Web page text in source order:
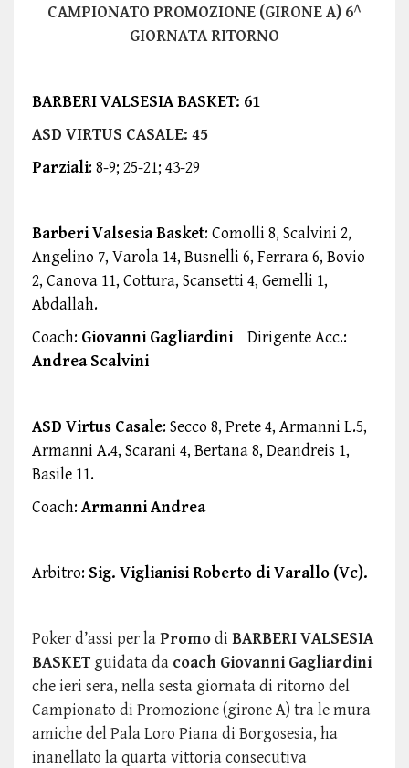
CAMPIONATO PROMOZIONE (GIRONE A) 6^
GIORNATA RITORNO
BARBERI VALSESIA BASKET: 61
ASD VIRTUS CASALE: 45
Parziali: 8-9; 25-21; 43-29
Barberi Valsesia Basket: Comolli 8, Scalvini 2,
Angelino 7, Varola 14, Busnelli 6, Ferrara 6, Bovio
2, Canova 11, Cottura, Scansetti 4, Gemelli 1,
Abdallah.
Coach: Giovanni Gagliardini Dirigente Acc.:
Andrea Scalvini
ASD Virtus Casale: Secco 8, Prete 4, Armanni L.5,
Armanni A.4, Scarani 4, Bertana 8, Deandreis 1,
Basile 11.
Coach: Armanni Andrea
Arbitro: Sig. Viglianisi Roberto di Varallo (Vc).
Poker d’assi per laPromodi BARBERI VALSESIA
BASKET guidata da coach Giovanni Gagliardini
che ieri sera, nella sesta giornata di ritorno del
Campionato di Promozione (girone A) tra le mura
amiche del Pala Loro Piana di Borgosesia, ha
inanellato la quarta vittoria consecutiva